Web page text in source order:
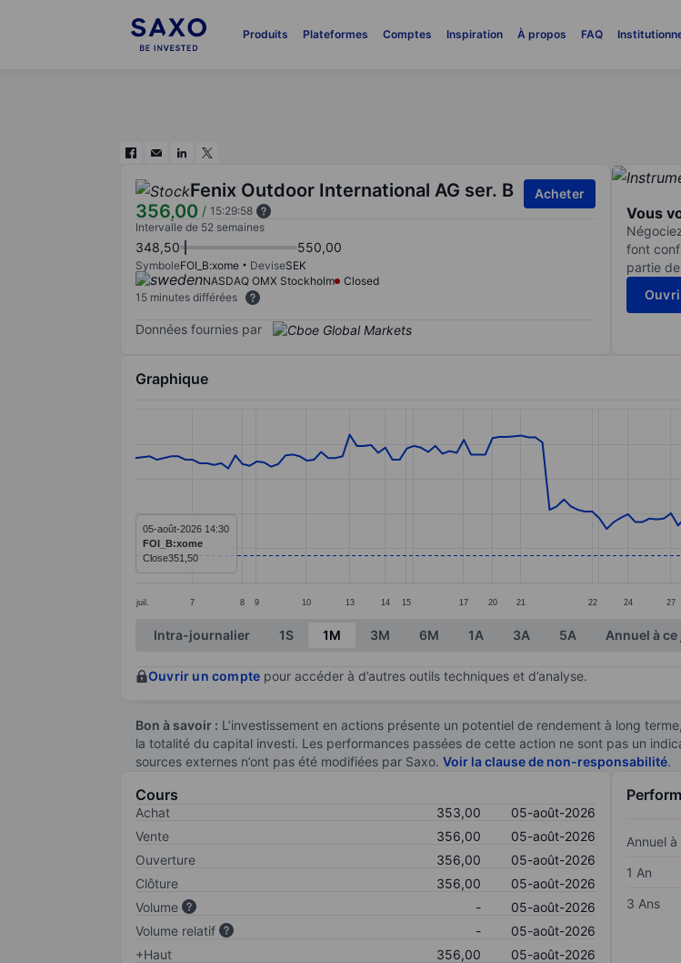
Produits Plateformes Comptes Inspiration À propos FAQ
Fenix Outdoor International AG ser. B
356,00 / 15:29:58
Acheter
Intervalle de 52 semaines
348,50 550,00
SymboleFOI_B:xome DeviseSEK
NASDAQ OMX Stockholm
Closed
15 minutes différées
Données fournies par
Vous
font
partie
Graphique
Line chart with 130 data points.
The chart has 1 Y axis displaying values. Data ranges from 351.5 to 425.5.
juil. 7 8 9 10 13 14 15 17 20 21 22 24 27
05-août-2026 14:30
FOI_B:xome
Close351,50
End of interactive chart.
Intra-journalier 1S 1M 3M 6M 1A 3A 5A Annuel à
Ouvrir un compte pour accéder à d’autres outils techniques et d’analyse.
Bon à savoir : L’investissement en actions présente un potentiel de rendement à long
la totalité du capital investi. Les performances passées de cette action ne sont pas un
sources externes n’ont pas été modifiées par Saxo. Voir la clause de non-responsabilité.
Cours
Achat 353,00
05-août-2026
Vente
356,00
05-août-2026
Ouverture
356,00
05-août-2026
Clôture
356,00
05-août-2026
Volume
-
05-août-2026
Volume relatif
-
05-août-2026
+Haut
356,00
05-août-2026
Annuel
1 An
3 Ans